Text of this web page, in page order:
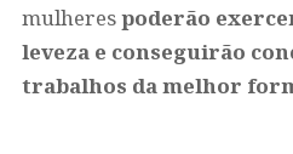
mulherespoderão
leveza e conseguirão
trabalhos da melhor